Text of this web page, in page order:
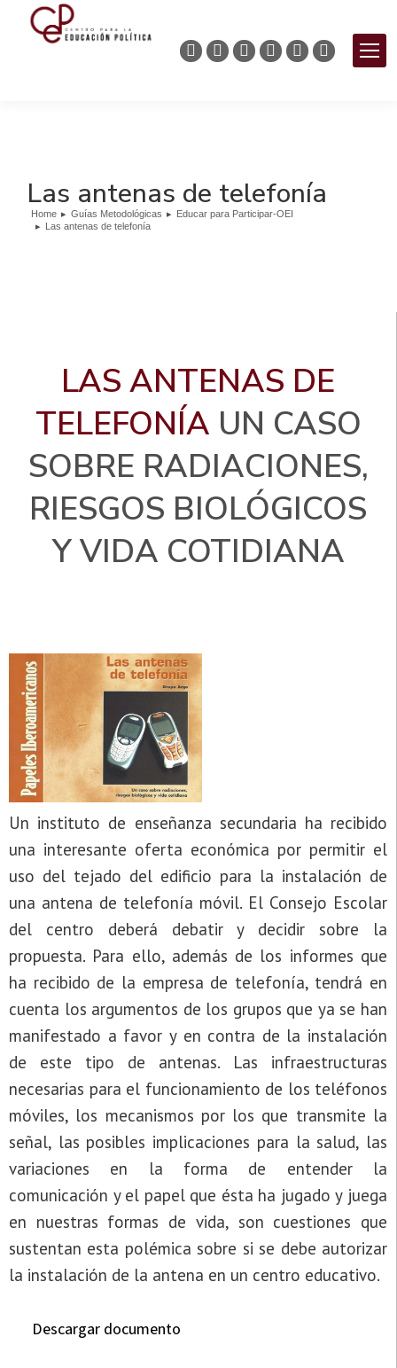
Las antenas de telefonía
You are here:
Home Guías Metodológicas
Educar para Participar-OEI
Las antenas de telefonía
LAS ANTENAS DE
TELEFONÍA UN CASO
SOBRE RADIACIONES,
RIESGOS BIOLÓGICOS
Y VIDA COTIDIANA
Un instituto de enseñanza secundaria ha recibido
una interesante oferta económica por permitir el
uso del tejado del edificio para la instalación de
una antena de telefonía móvil. El Consejo Escolar
del centro deberá debatir y decidir sobre la
propuesta. Para ello, además de los informes que
ha recibido de la empresa de telefonía, tendrá en
cuenta los argumentos de los grupos que ya se han
manifestado a favor y en contra de la instalación
de este tipo de antenas. Las infraestructuras
necesarias para el funcionamiento de los teléfonos
móviles, los mecanismos por los que transmite la
señal, las posibles implicaciones para la salud, las
variaciones en la forma de entender la
comunicación y el papel que ésta ha jugado y juega
en nuestras formas de vida, son cuestiones que
sustentan esta polémica sobre si se debe autorizar
la instalación de la antena en un centro educativo.
Descargar documento